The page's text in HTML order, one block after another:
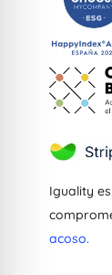
Iguality
acoso.